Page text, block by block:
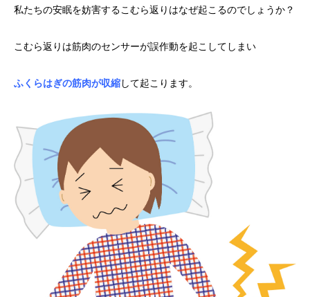
私たちの安眠を妨害するこむら返りはなぜ起こるのでしょうか？
こむら返りは筋肉のセンサーが誤作動を起こしてしまい
ふくらはぎの筋肉が収縮 して起こります。